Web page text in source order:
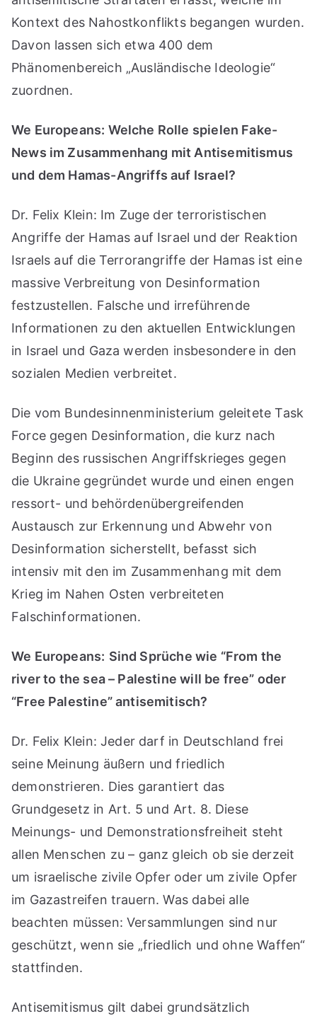
Kontext des Nahostkonflikts begangen wurden.
Davon lassen sich etwa 400 dem
Phänomenbereich „Ausländische Ideologie“
zuordnen.
We Europeans: Welche Rolle spielen Fake-
News im Zusammenhang mit Antisemitismus
und dem Hamas-Angriffs auf Israel?
Dr. Felix Klein: Im Zuge der terroristischen
Angriffe der Hamas auf Israel und der Reaktion
Israels auf die Terrorangriffe der Hamas ist eine
massive Verbreitung von Desinformation
festzustellen. Falsche und irreführende
Informationen zu den aktuellen Entwicklungen
in Israel und Gaza werden insbesondere in den
sozialen Medien verbreitet.
Die vom Bundesinnenministerium geleitete Task
Force gegen Desinformation, die kurz nach
Beginn des russischen Angriffskrieges gegen
die Ukraine gegründet wurde und einen engen
ressort- und behördenübergreifenden
Austausch zur Erkennung und Abwehr von
Desinformation sicherstellt, befasst sich
intensiv mit den im Zusammenhang mit dem
Krieg im Nahen Osten verbreiteten
Falschinformationen.
We Europeans: Sind Sprüche wie “From the
river to the sea – Palestine will be free” oder
“Free Palestine” antisemitisch?
Dr. Felix Klein: Jeder darf in Deutschland frei
seine Meinung äußern und friedlich
demonstrieren. Dies garantiert das
Grundgesetz in Art. 5 und Art. 8. Diese
Meinungs- und Demonstrationsfreiheit steht
allen Menschen zu – ganz gleich ob sie derzeit
um israelische zivile Opfer oder um zivile Opfer
im Gazastreifen trauern. Was dabei alle
beachten müssen: Versammlungen sind nur
geschützt, wenn sie „friedlich und ohne Waffen“
stattfinden.
Antisemitismus gilt dabei grundsätzlich